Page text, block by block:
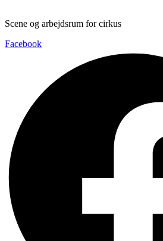
Scene og arbejdsrum for cirkus
Facebook